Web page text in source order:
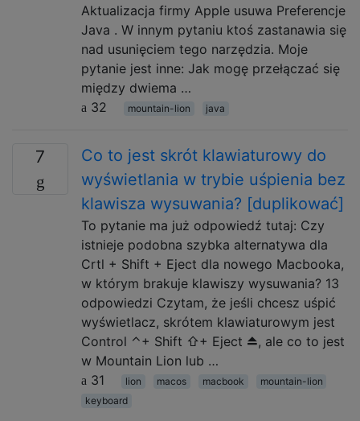
Aktualizacja firmy Apple usuwa Preferencje
Java . W innym pytaniu ktoś zastanawia się
nad usunięciem tego narzędzia. Moje
pytanie jest inne: Jak mogę przełączać się
między dwiema …
32
mountain-lion java
7
Co to jest skrót klawiaturowy do
wyświetlania w trybie uśpienia bez
klawisza wysuwania? [duplikować]
To pytanie ma już odpowiedź tutaj: Czy
istnieje podobna szybka alternatywa dla
Crtl + Shift + Eject dla nowego Macbooka,
w którym brakuje klawiszy wysuwania? 13
odpowiedzi Czytam, że jeśli chcesz uśpić
wyświetlacz, skrótem klawiaturowym jest
Control ⌃+ Shift ⇧+ Eject ⏏, ale co to jest
w Mountain Lion lub …
31
lion macos macbook
mountain-lion
keyboard